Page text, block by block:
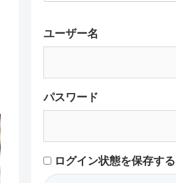
ユーザー名
パスワード
ログイン状態を保存する